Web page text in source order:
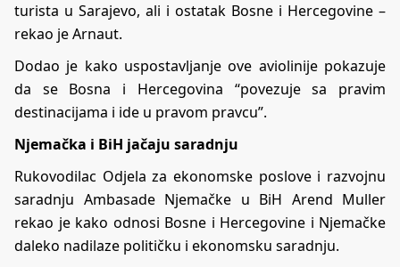
turista u Sarajevo, ali i ostatak Bosne i Hercegovine –
rekao je Arnaut.
Dodao je kako uspostavljanje ove aviolinije pokazuje
da se Bosna i Hercegovina “povezuje sa pravim
destinacijama i ide u pravom pravcu”.
Njemačka i BiH jačaju saradnju
Rukovodilac Odjela za ekonomske poslove i razvojnu
saradnju Ambasade Njemačke u BiH Arend Muller
rekao je kako odnosi Bosne i Hercegovine i Njemačke
daleko nadilaze političku i ekonomsku saradnju.